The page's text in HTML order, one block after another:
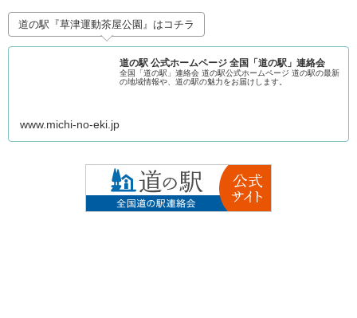
道の駅『草津運動茶屋公園』はコチラ
道の駅 公式ホームページ 全国「道の駅」連絡会
全国「道の駅」連絡会 道の駅公式ホームページ 道の駅の最新
の地域情報や、道の駅の魅力をお届けします。
www.michi-no-eki.jp